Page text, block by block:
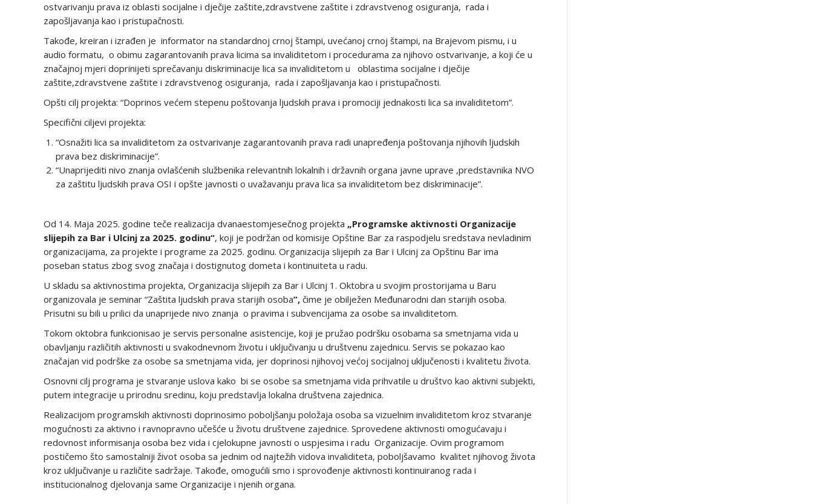
ostvarivanju prava iz oblasti socijalne i dječije zaštite,zdravstvene zaštite i zdravstvenog osiguranja, rada i
zapošljavanja kao i pristupačnosti.
Takođe, kreiran i izrađen je informator na standardnoj crnoj štampi, uvećanoj crnoj štampi, na Brajevom pismu, i u
audio formatu, o obimu zagarantovanih prava licima sa invaliditetom i procedurama za njihovo ostvarivanje, a koji će u
značajnoj mjeri doprinijeti sprečavanju diskriminacije lica sa invaliditetom u oblastima socijalne i dječije
zaštite,zdravstvene zaštite i zdravstvenog osiguranja, rada i zapošljavanja kao i pristupačnosti.
Opšti cilj projekta: “Doprinos većem stepenu poštovanja ljudskih prava i promociji jednakosti lica sa invaliditetom”.
Specifični ciljevi projekta:
“Osnažiti lica sa invaliditetom za ostvarivanje zagarantovanih prava radi unapređenja poštovanja njihovih ljudskih
prava bez diskriminacije”.
“Unaprijediti nivo znanja ovlašćenih službenika relevantnih lokalnih i državnih organa javne uprave ,predstavnika NVO
za zaštitu ljudskih prava OSI i opšte javnosti o uvažavanju prava lica sa invaliditetom bez diskriminacije”.
Od 14. Maja 2025. godine teče realizacija dvanaestomjesečnog projekta „Programske aktivnosti Organizacije
slijepih za Bar i Ulcinj za 2025. godinu“, koji je podržan od komisije Opštine Bar za raspodjelu sredstava nevladinim
organizacijama, za projekte i programe za 2025. godinu. Organizacija slijepih za Bar i Ulcinj za Opštinu Bar ima
poseban status zbog svog značaja i dostignutog dometa i kontinuiteta u radu.
U skladu sa aktivnostima projekta, Organizacija slijepih za Bar i Ulcinj 1. Oktobra u svojim prostorijama u Baru
organizovala je seminar “Zaštita ljudskih prava starijih osoba”, čime je obilježen Međunarodni dan starijih osoba.
Prisutni su bili u prilici da unaprijede nivo znanja o pravima i subvencijama za osobe sa invaliditetom.
Tokom oktobra funkcionisao je servis personalne asistencije, koji je pružao podršku osobama sa smetnjama vida u
obavljanju različitih aktivnosti u svakodnevnom životu i uključivanju u društvenu zajednicu. Servis se pokazao kao
značajan vid podrške za osobe sa smetnjama vida, jer doprinosi njihovoj većoj socijalnoj uključenosti i kvalitetu života.
Osnovni cilj programa je stvaranje uslova kako bi se osobe sa smetnjama vida prihvatile u društvo kao aktivni subjekti,
putem integracije u prirodnu sredinu, koju predstavlja lokalna društvena zajednica.
Realizacijom programskih aktivnosti doprinosimo poboljšanju položaja osoba sa vizuelnim invaliditetom kroz stvaranje
mogućnosti za aktivno i ravnopravno učešće u životu društvene zajednice. Sprovedene aktivnosti omogućavaju i
redovnost informisanja osoba bez vida i cjelokupne javnosti o uspjesima i radu Organizacije. Ovim programom
postičemo što samostalniji život osoba sa jednim od najtežih vidova invaliditeta, poboljšavamo kvalitet njihovog života
kroz uključivanje u različite sadržaje. Takođe, omogućili smo i sprovođenje aktivnosti kontinuiranog rada i
institucionalnog djelovanja same Organizacije i njenih organa.